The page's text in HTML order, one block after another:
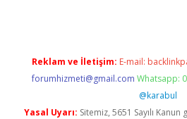
Reklam ve İletişim: E-mail:
forumhizmeti@gmail.com Whatsapp:
@karabul
Yasal Uyarı: Sitemiz, 5651 Sayılı